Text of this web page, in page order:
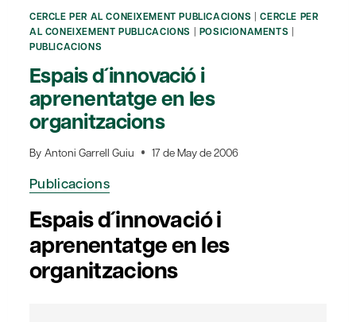
CERCLE PER AL CONEIXEMENT PUBLICACIONS |CERCLE PER
AL CONEIXEMENT PUBLICACIONS | POSICIONAMENTS |
PUBLICACIONS
Espais d´innovació i
aprenentatge en les
organitzacions
By Antoni Garrell Guiu 17 de May de 2006
Publicacions
Espais d´innovació i
aprenentatge en les
organitzacions